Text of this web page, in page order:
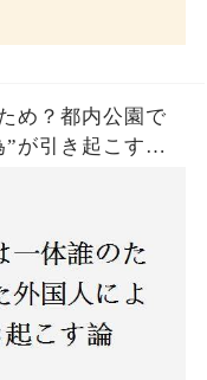
め？都内公園で
が引き起こす論